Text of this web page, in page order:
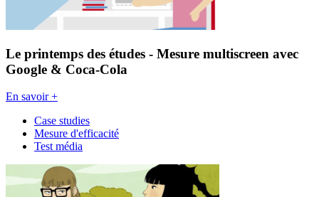
Le printemps des études - Mesure multiscreen avec
Google & Coca-Cola
En savoir +
Case studies
Mesure d'efficacité
Test média